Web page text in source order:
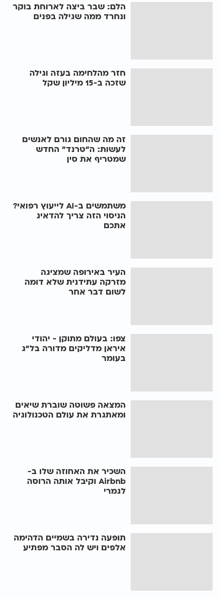
הלם: שבר ביצה לארוחת בוקר
ונחרד ממה שגילה בפנים
חזר מהלחימה בעזה וגילה
שזכה ב-15 מיליון שקל
זה מה שהחום גורם לאנשים
לעשות: ה"טרנד" החדש
שמטריף את סין
משתמשים ב-AI לייעוץ רפואי?
הניסוי הזה צריך להדאיג
אתכם
העיר באירופה שמציגה
מזרקה עתידנית שלא דומה
לשום דבר אחר
צפו: בעולם מתוקן - יהודי
איראן מדליקים מדורה בל"ג
בעומר
המצאה פשוטה שוברת שיאים
ומאתגרת את עולם הטכנולוגיה
השכיר את האחוזה שלו ב-
Airbnb וקיבל אותה הרוסה
לגמרי
תופעה נדירה בשמיים הדהימה
אלפים ויש לה הסבר מפתיע